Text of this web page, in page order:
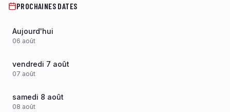
PROCHAINES DATES
Aujourd'hui
06 août
vendredi 7 août
07 août
samedi 8 août
08 août